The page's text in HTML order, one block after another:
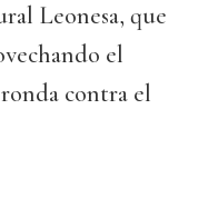
Leonesa, que
el
contra el